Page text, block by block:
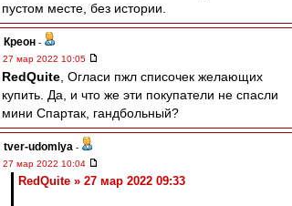
пустом месте, без истории.
Креон -
27 мар 2022 10:05
RedQuite , Огласи пжл списочек желающих
купить. Да, и что же эти покупатели не спасли
мини Спартак, гандбольный?
tver-udomlya -
27 мар 2022 10:04
RedQuite » 27 мар 2022 09:33